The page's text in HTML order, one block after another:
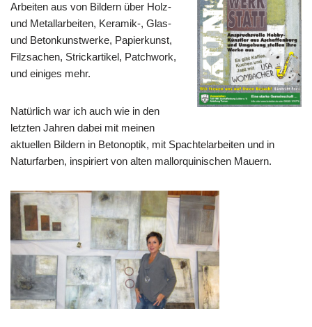
Arbeiten aus von Bildern über Holz-
und Metallarbeiten, Keramik-, Glas-
und Betonkunstwerke, Papierkunst,
Filzsachen, Strickartikel, Patchwork,
und einiges mehr.
Natürlich war ich auch wie in den
letzten Jahren dabei mit meinen
aktuellen Bildern in Betonoptik, mit Spachtelarbeiten und in
Naturfarben, inspiriert von alten mallorquinischen Mauern.